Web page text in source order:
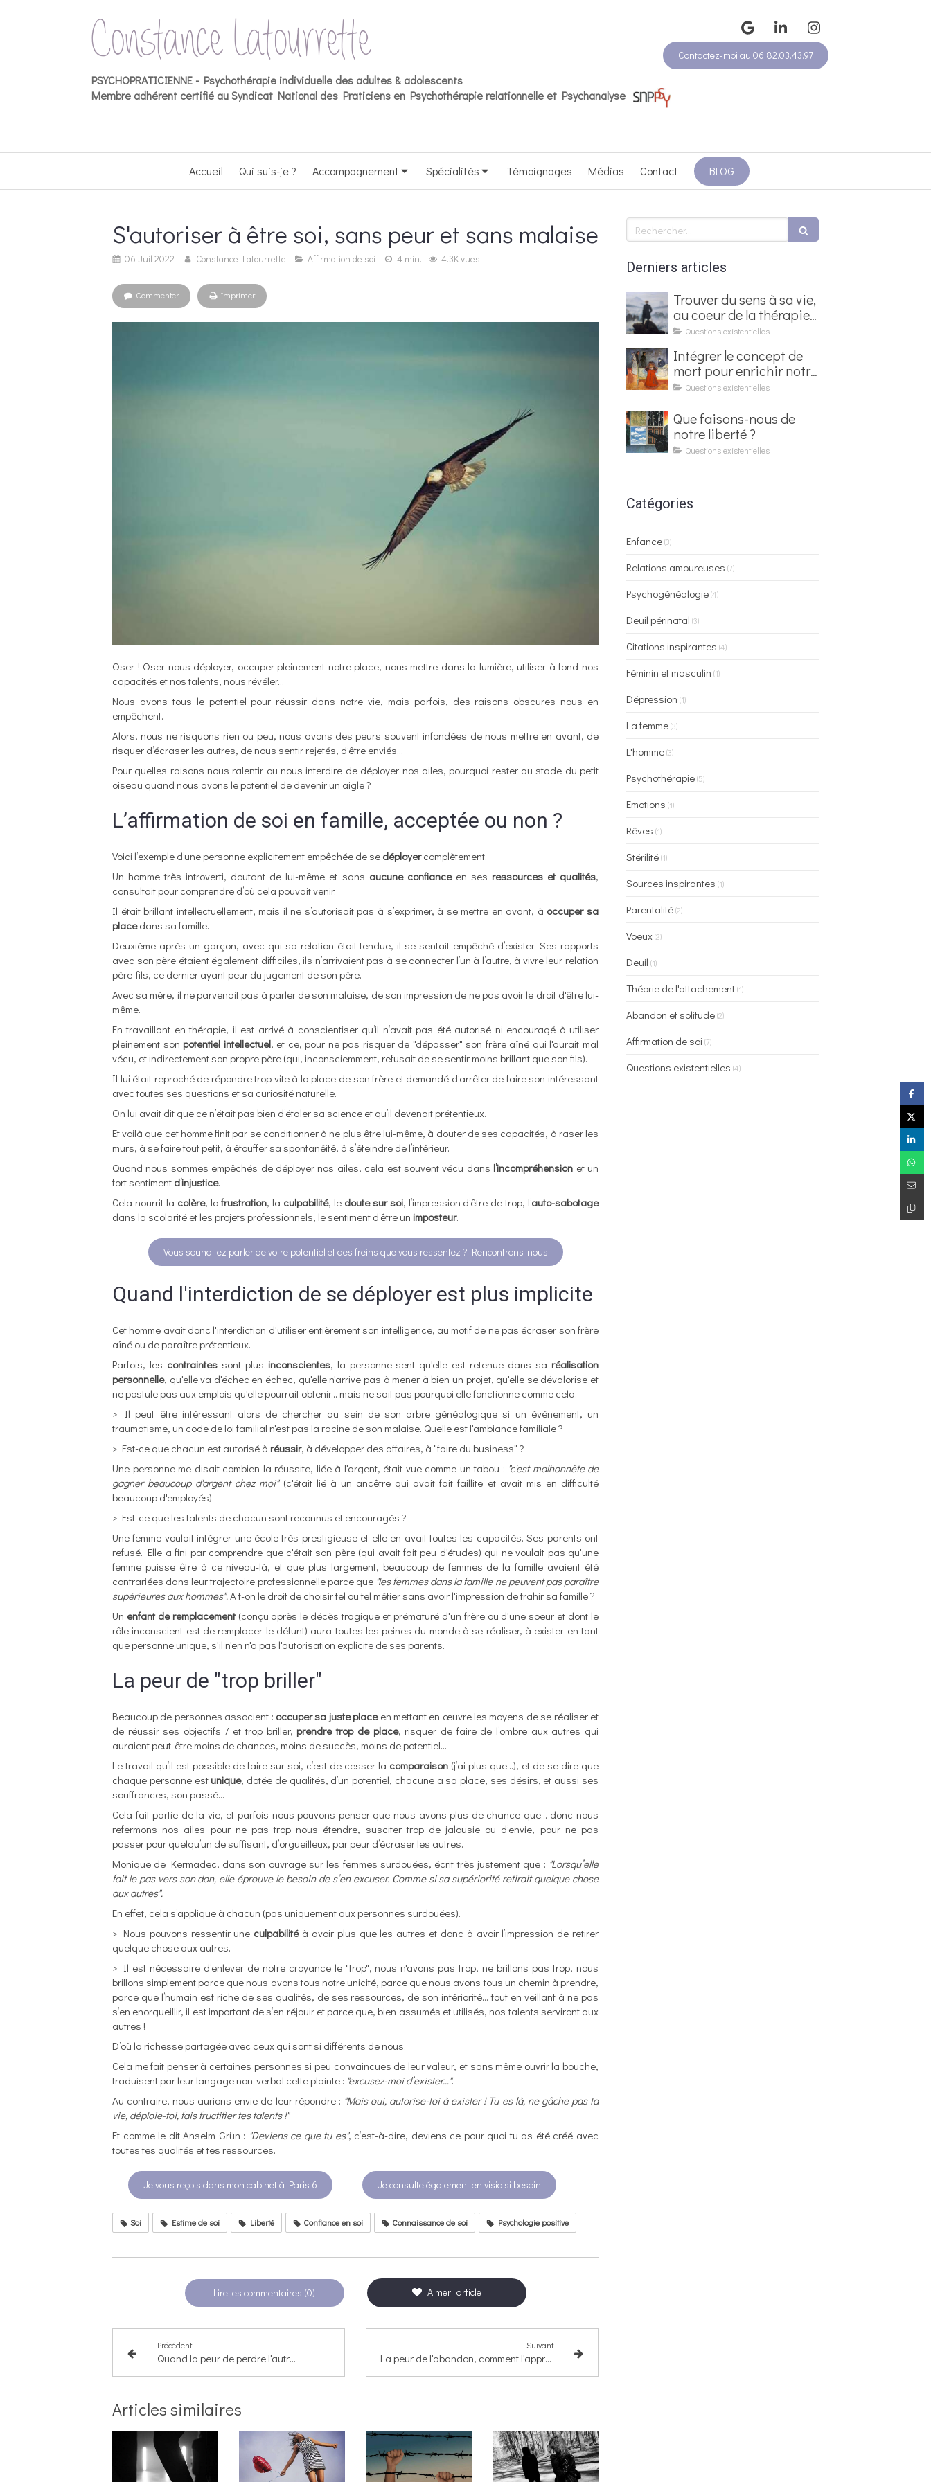
Contactez-moi au 06.82.03.43.97
PSYCHOPRATICIENNE - Psychothérapie individuelle des adultes & adolescents
Membre adhérent certifié au Syndicat National des Praticiens en Psychothérapie relationnelle et Psychanalyse
Accueil Qui suis-je ? Accompagnement Spécialités Témoignages Médias Contact BLOG
S'autoriser à être soi, sans peur et sans malaise
06 Juil 2022 Constance Latourrette Affirmation de soi 4 min. 4.3K vues
Commenter Imprimer
Oser ! Oser nous déployer, occuper pleinement notre place, nous mettre dans la lumière, utiliser à fond nos
capacités et nos talents, nous révéler…
Nous avons tous le potentiel pour réussir dans notre vie, mais parfois, des raisons obscures nous en
empêchent.
Alors, nous ne risquons rien ou peu, nous avons des peurs souvent infondées de nous mettre en avant, de
risquer d’écraser les autres, de nous sentir rejetés, d’être enviés…
Pour quelles raisons nous ralentir ou nous interdire de déployer nos ailes, pourquoi rester au stade du petit
oiseau quand nous avons le potentiel de devenir un aigle ?
L’affirmation de soi en famille, acceptée ou non ?
Voici l’exemple d’une personne explicitement empêchée de se déployercomplètement.
Un homme très introverti, doutant de lui-même et sans aucune confianceen ses ressources et qualités,
consultait pour comprendre d’où cela pouvait venir.
Il était brillant intellectuellement, mais il ne s’autorisait pas à s’exprimer, à se mettre en avant, à occuper sa
placedans sa famille.
Deuxième après un garçon, avec qui sa relation était tendue, il se sentait empêché d’exister. Ses rapports
avec son père étaient également difficiles, ils n’arrivaient pas à se connecter l’un à l’autre, à vivre leur relation
père-fils, ce dernier ayant peur du jugement de son père.
Avec sa mère, il ne parvenait pas à parler de son malaise, de son impression de ne pas avoir le droit d'être lui-
même.
En travaillant en thérapie, il est arrivé à conscientiser qu’il n’avait pas été autorisé ni encouragé à utiliser
pleinement son potentiel intellectuel, et ce, pour ne pas risquer de "dépasser" son frère aîné qui l'aurait mal
vécu, et indirectement son propre père (qui, inconsciemment, refusait de se sentir moins brillant que son fils).
Il lui était reproché de répondre trop vite à la place de son frère et demandé d’arrêter de faire son intéressant
avec toutes ses questions et sa curiosité naturelle.
On lui avait dit que ce n’était pas bien d’étaler sa science et qu’il devenait prétentieux.
Et voilà que cet homme finit par se conditionner à ne plus être lui-même, à douter de ses capacités, à raser les
murs, à se faire tout petit, à étouffer sa spontanéité, à s’éteindre de l’intérieur.
Quand nous sommes empêchés de déployer nos ailes, cela est souvent vécu dans l’incompréhension et un
fort sentiment d’injustice.
Cela nourrit la colère, lafrustration, la culpabilité, le doute sur soi, l’impression d’être de trop, l’auto-sabotage
dans la scolarité et les projets professionnels, le sentiment d’être un imposteur.
Vous souhaitez parler de votre potentiel et des freins que vous ressentez ? Rencontrons-nous
Quand l'interdiction de se déployer est plus implicite
Cet homme avait donc l'interdiction d'utiliser entièrement son intelligence, au motif de ne pas écraser son frère
aîné ou de paraître prétentieux.
Parfois, les contraintessont plus inconscientes, la personne sent qu'elle est retenue dans sa réalisation
personnelle, qu'elle va d'échec en échec, qu'elle n'arrive pas à mener à bien un projet, qu'elle se dévalorise et
ne postule pas aux emplois qu'elle pourrait obtenir... mais ne sait pas pourquoi elle fonctionne comme cela.
> Il peut être intéressant alors de chercher au sein de son arbre généalogique si un événement, un
traumatisme, un code de loi familial n'est pas la racine de son malaise. Quelle est l'ambiance familiale ?
> Est-ce que chacun est autorisé à réussir, à développer des affaires, à "faire du business" ?
Une personne me disait combien la réussite, liée à l'argent, était vue comme un tabou : "c'est malhonnête de
gagner beaucoup d'argent chez moi" (c'était lié à un ancêtre qui avait fait faillite et avait mis en difficulté
beaucoup d'employés).
> Est-ce que les talents de chacun sont reconnus et encouragés ?
Une femme voulait intégrer une école très prestigieuse et elle en avait toutes les capacités. Ses parents ont
refusé. Elle a fini par comprendre que c'était son père (qui avait fait peu d'études) qui ne voulait pas qu'une
femme puisse être à ce niveau-là, et que plus largement, beaucoup de femmes de la famille avaient été
contrariées dans leur trajectoire professionnelle parce que "les femmes dans la famille ne peuvent pas paraître
supérieures aux hommes".A t-on le droit de choisir tel ou tel métier sans avoir l'impression de trahir sa famille ?
Un enfant de remplacement(conçu après le décès tragique et prématuré d'un frère ou d'une soeur et dont le
rôle inconscient est de remplacer le défunt) aura toutes les peines du monde à se réaliser, à exister en tant
que personne unique, s'il n'en n'a pas l'autorisation explicite de ses parents.
La peur de "trop briller"
Beaucoup de personnes associent : occuper sa juste placeen mettant en œuvre les moyens de se réaliser et
de réussir ses objectifs / et trop briller, prendre trop de place, risquer de faire de l’ombre aux autres qui
auraient peut-être moins de chances, moins de succès, moins de potentiel…
Le travail qu’il est possible de faire sur soi, c’est de cesser la comparaison (j’ai plus que…), et de se dire que
chaque personne est unique, dotée de qualités, d’un potentiel, chacune a sa place, ses désirs, et aussi ses
souffrances, son passé…
Cela fait partie de la vie, et parfois nous pouvons penser que nous avons plus de chance que... donc nous
refermons nos ailes pour ne pas trop nous étendre, susciter trop de jalousie ou d’envie, pour ne pas
passer pour quelqu’un de suffisant, d’orgueilleux, par peur d’écraser les autres.
Monique de Kermadec, dans son ouvrage sur les femmes surdouées, écrit très justement que : "Lorsqu’elle
fait le pas vers son don, elle éprouve le besoin de s’en excuser. Comme si sa supériorité retirait quelque chose
aux autres".
En effet, cela s’applique à chacun (pas uniquement aux personnes surdouées).
> Nous pouvons ressentir une culpabilitéà avoir plus que les autres et donc à avoir l’impression de retirer
quelque chose aux autres.
> Il est nécessaire d’enlever de notre croyance le "trop", nous n'avons pas trop, ne brillons pas trop, nous
brillons simplement parce que nous avons tous notre unicité, parce que nous avons tous un chemin à prendre,
parce que l’humain est riche de ses qualités, de ses ressources, de son intériorité… tout en veillant à ne pas
s’en enorgueillir, il est important de s’en réjouir et parce que, bien assumés et utilisés, nos talents serviront aux
autres !
D’où la richesse partagée avec ceux qui sont si différents de nous.
Cela me fait penser à certaines personnes si peu convaincues de leur valeur, et sans même ouvrir la bouche,
traduisent par leur langage non-verbal cette plainte : "excusez-moi d’exister…".
Au contraire, nous aurions envie de leur répondre : "Mais oui, autorise-toi à exister ! Tu es là, ne gâche pas ta
vie, déploie-toi, fais fructifier tes talents !"
Et comme le dit Anselm Grün : "Deviens ce que tu es", c’est-à-dire, deviens ce pour quoi tu as été créé avec
toutes tes qualités et tes ressources.
Je vous reçois dans mon cabinet à Paris 6 Je consulte également en visio si besoin
Soi Estime de soi Liberté Confiance en soi Connaissance de soi Psychologie positive
Lire les commentaires (0) Aimer l'article
Précédent
Quand la peur de perdre l'autre empêche d’être soi-même
Suivant
La peur de l'abandon, comment l'appréhender ?
Articles similaires
Rechercher
Derniers articles
Trouver du sens à sa vie,
au coeur de la thérapie
existentielle
Questions existentielles
Intégrer le concept de
mort pour enrichir notre
vieQuestions existentielles
Que faisons-nous de
notre liberté ?
Questions existentielles
Catégories
Enfance(3)
Relations amoureuses (7)
Psychogénéalogie(4)
Deuil périnatal (3)
Citations inspirantes (4)
Féminin et masculin (1)
Dépression (1)
La femme(3)
L'homme(3)
Psychothérapie(5)
Emotions (1)
Rêves (1)
Stérilité(1)
Sources inspirantes (1)
Parentalité(2)
Voeux(2)
Deuil (1)
Théorie de l'attachement(1)
Abandon et solitude(2)
Affirmation de soi (7)
Questions existentielles (4)